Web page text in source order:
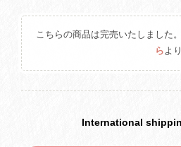
こちらの商品は完売いたしました
らよ
International